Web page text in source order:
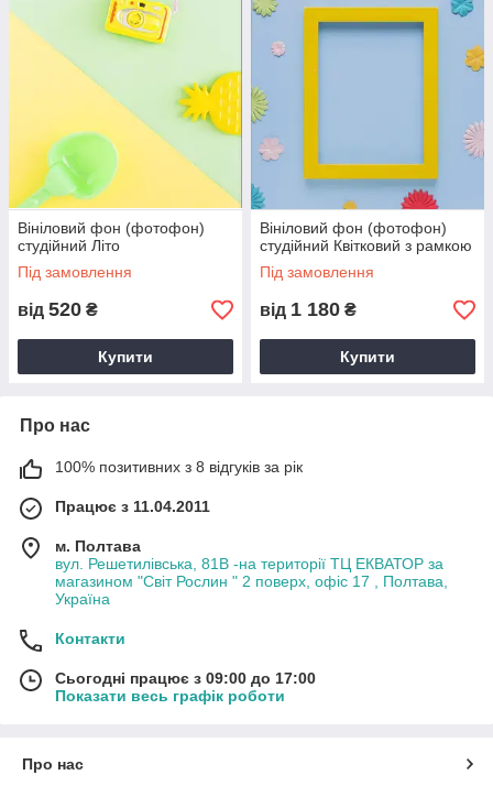
Вініловий фон (фотофон)
студійний Літо
Під замовлення
від 520 ₴
Купити
Вініловий фон (фотофон)
студійний Квітковий з рамкою
Під замовлення
від 1 180 ₴
Купити
Про нас
100% позитивних з 8 відгуків за рік
Працює з 11.04.2011
м. Полтава
вул. Решетилівська, 81В -на території ТЦ ЕКВАТОР за
магазином "Світ Рослин " 2 поверх, офіс 17 , Полтава,
Україна
Контакти
Сьогодні працює з 09:00 до 17:00
Показати весь графік роботи
Про нас